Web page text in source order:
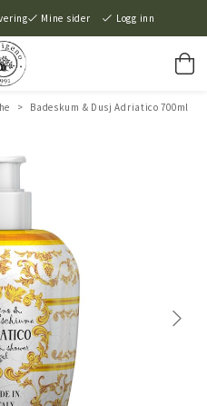
Mine sider Logg inn
> Badeskum & Dusj Adriatico 700ml